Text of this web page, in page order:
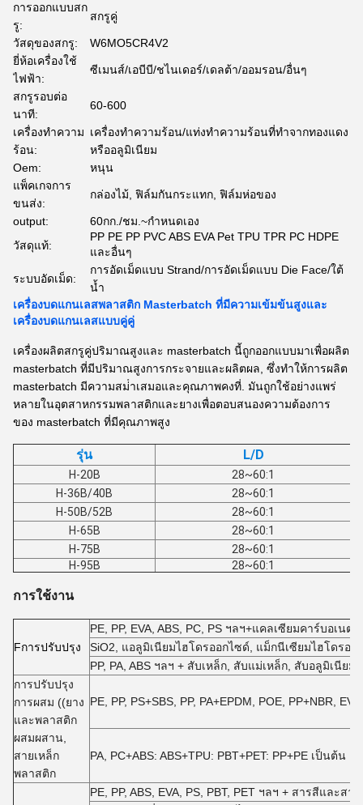
การออกแบบสก
รู:
สกรูคู่
วัสดุของสกรู:
W6MO5CR4V2
ยี่ห้อเครื่องใช้
ไฟฟ้า:
ซีเมนส์/เอบีบี/ชไนเดอร์/เดลต้า/ออมรอน/อื่นๆ
สกรูรอบต่อ
นาที:
60-600
เครื่องทำความ
ร้อน:
เครื่องทำความร้อน/แท่งทำความร้อนที่ทำจากทองแดง
หรืออลูมิเนียม
Oem:
หนุน
แพ็คเกจการ
ขนส่ง:
กล่องไม้, ฟิล์มกันกระแทก, ฟิล์มห่อของ
output:
60กก./ชม.~กำหนดเอง
วัสดุแท้:
PP PE PP PVC ABS EVA Pet TPU TPR PC HDPE
และอื่นๆ
ระบบอัดเม็ด:
การอัดเม็ดแบบ Strand/การอัดเม็ดแบบ Die Face/ใต้
น้ำ
เครื่องบดแกนเลสพลาสติก Masterbatch ที่มีความเข้มข้นสูงและ
เครื่องบดแกนเลสแบบคู่คู่
เครื่องผลิตสกรูคู่ปริมาณสูงและ masterbatch นี้ถูกออกแบบมาเพื่อผลิต
masterbatch ที่มีปริมาณสูงการกระจายและผลิตผล, ซึ่งทําให้การผลิต
masterbatch มีความสม่ําเสมอและคุณภาพคงที่. มันถูกใช้อย่างแพร่
หลายในอุตสาหกรรมพลาสติกและยางเพื่อตอบสนองความต้องการ
ของ masterbatch ที่มีคุณภาพสูง
รุ่น L/D
H-20B
28~60:1
H-36B/40B
28~60:1
H-50B/52B
28~60:1
H-65B
28~60:1
H-75B
28~60:1
H-95B
28~60:1
การใช้งาน
Fการปรับปรุง
PE, PP, EVA, ABS, PC, PS ฯลฯ+แคลเซียมคาร์บอเนต
SiO2, แอลูมิเนียมไฮโดรออกไซด์, แม็กนีเซียมไฮโดรอ
PP, PA, ABS ฯลฯ + สับเหล็ก, สับแม่เหล็ก, สับอลูมิเนีย
การปรับปรุง
การผสม ((ยาง
และพลาสติก
ผสมผสาน,
สายเหล็ก
พลาสติก
PE, PP, PS+SBS, PP, PA+EPDM, POE, PP+NBR,
PA, PC+ABS: ABS+TPU: PBT+PET: PP+PE เป็นต้น
PE, PP, ABS, EVA, PS, PBT, PET ฯลฯ + สารสีและสา